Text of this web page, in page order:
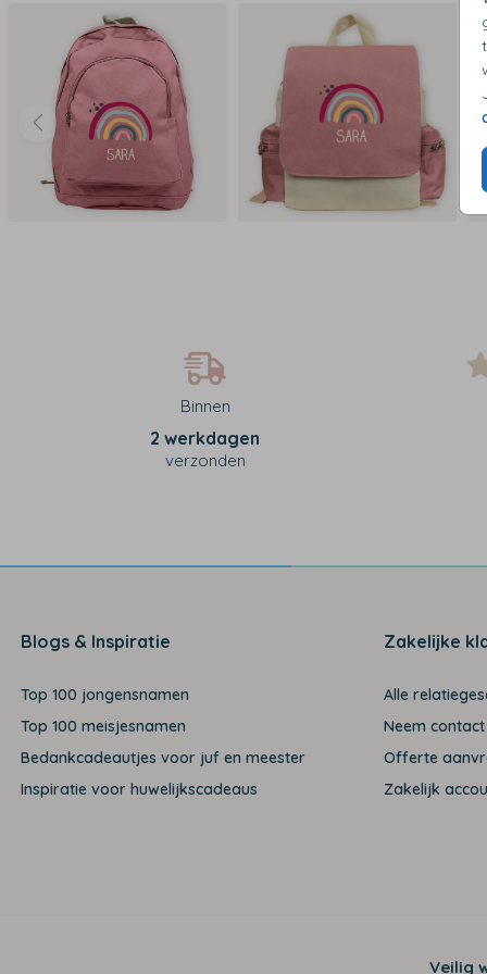
Binnen
2 werkdagen
verzonden
Blogs & Inspiratie
Top 100 jongensnamen
Top 100 meisjesnamen
Bedankcadeautjes voor juf en meester
Inspiratie voor huwelijkscadeaus
Zakelijke
Alle
Neem
Offerte
Zakelijk
Veilig